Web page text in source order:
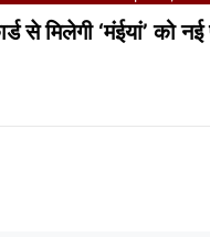
से मिलेगी ‘मंईयां’ को